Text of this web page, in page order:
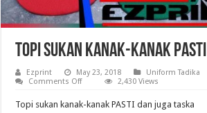
Topi sukan kanak-kanak PASTI
Ezprint May 23, 2018
Uniform Tadika
Comments Offon
sukan
kanak-
2,430 Views
Topi sukan kanak-kanak PASTI dan juga taska